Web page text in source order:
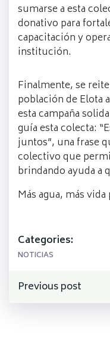
sumarse a esta
donativo para
capacitación y
institución.
Finalmente, se
población de Elota
esta campaña
guía esta colecta:
juntos”, una frase
colectivo que
brindando ayuda a
Más agua, más vida
Categories:
NOTICIAS
Previous post